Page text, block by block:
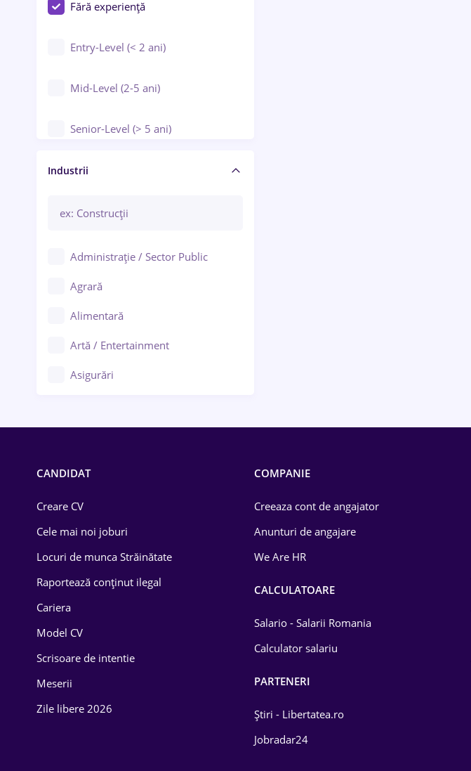
Fără experiență
Entry-Level (< 2 ani)
Mid-Level (2-5 ani)
Senior-Level (> 5 ani)
Manager / Executiv
Industrii
Administrație / Sector Public
Agrară
Alimentară
Artă / Entertainment
Asigurări
Drept
Educație / Training
Energetică
Farma
CANDIDAT
Creare CV
Cele mai noi joburi
Locuri de munca Străinătate
Raportează conținut ilegal
Cariera
Model CV
Scrisoare de intentie
Meserii
Zile libere 2026
COMPANIE
Creeaza cont de angajator
Anunturi de angajare
We Are HR
CALCULATOARE
Salario - Salarii Romania
Calculator salariu
PARTENERI
Știri - Libertatea.ro
Jobradar24